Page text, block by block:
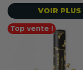
VOIR PLUS
Top vente !